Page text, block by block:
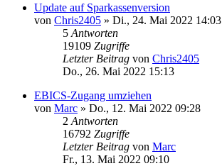
Update auf Sparkassenversion
von Chris2405 » Di., 24. Mai 2022 14:03
5 Antworten
19109 Zugriffe
Letzter Beitrag von Chris2405
Do., 26. Mai 2022 15:13
EBICS-Zugang umziehen
von Marc » Do., 12. Mai 2022 09:28
2 Antworten
16792 Zugriffe
Letzter Beitrag von Marc
Fr., 13. Mai 2022 09:10